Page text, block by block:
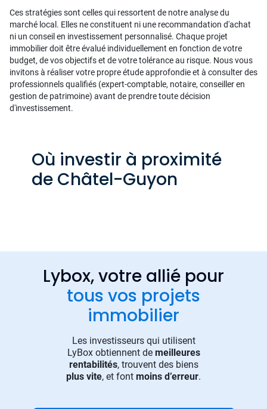
Ces stratégies sont celles qui ressortent de notre analyse du
marché local. Elles ne constituent ni une recommandation d'achat
ni un conseil en investissement personnalisé. Chaque projet
immobilier doit être évalué individuellement en fonction de votre
budget, de vos objectifs et de votre tolérance au risque. Nous vous
invitons à réaliser votre propre étude approfondie et à consulter des
professionnels qualifiés (expert-comptable, notaire, conseiller en
gestion de patrimoine) avant de prendre toute décision
d'investissement.
Où investir à proximité
de Châtel-Guyon
Lybox, votre allié pour
tous vos projets
immobilier
Les investisseurs qui utilisent
LyBox obtiennent de meilleures
rentabilités, trouvent des biens
plus vite, et font moins d’erreur.